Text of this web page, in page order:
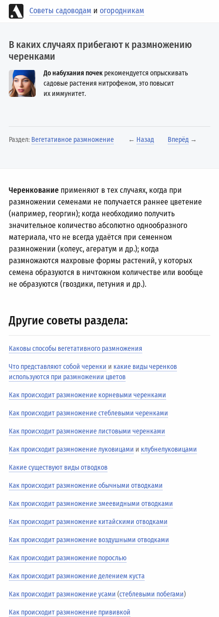
Советы садоводам иогородникам
В каких случаях прибегают к размножению
черенками
До набухания почек рекомендуется опрыскивать
садовые растения нитрофеном, это повысит
их иммунитет.
Раздел: Вегетативное размножение ← Назад Вперёд →
Черенкование применяют в тех случаях, когда при
размножении семенами не получается раннее цветение
(например, георгин); когда необходимо получить
значительное количество абсолютно однообразного
материала, что не всегда удаётся при семенном
размножении (колеус, агератум и др.); когда
размножаются махровые формы растений, у которых
семена образуются в ничтожном количестве или вообще
не образуются (гвоздики, петуния и др.).
Другие советы раздела:
Каковы способы вегетативного размножения
Что представляют собой черенки и какие виды черенков
используются при размножении цветов
Как происходит размножение корневыми черенками
Как происходит размножение стеблевыми черенками
Как происходит размножение листовыми черенками
Как происходит размножение луковицами и клубнелуковицами
Какие существуют виды отводков
Как происходит размножение обычными отводками
Как происходит размножение змеевидными отводками
Как происходит размножение китайскими отводками
Как происходит размножение воздушными отводками
Как происходит размножение порослью
Как происходит размножение делением куста
Как происходит размножение усами (стеблевыми побегами)
Как происходит размножение прививкой